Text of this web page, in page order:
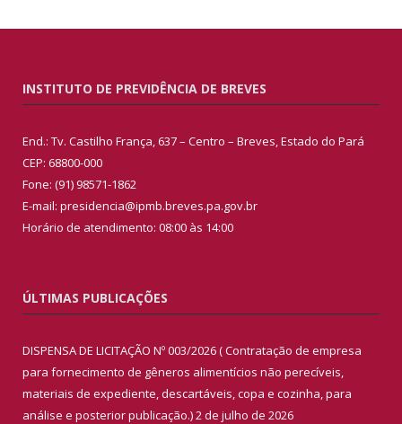
INSTITUTO DE PREVIDÊNCIA DE BREVES
End.: Tv. Castilho França, 637 – Centro – Breves, Estado do Pará
CEP: 68800-000
Fone: (91) 98571-1862
E-mail: presidencia@ipmb.breves.pa.gov.br
Horário de atendimento: 08:00 às 14:00
ÚLTIMAS PUBLICAÇÕES
DISPENSA DE LICITAÇÃO Nº 003/2026 ( Contratação de empresa
para fornecimento de gêneros alimentícios não perecíveis,
materiais de expediente, descartáveis, copa e cozinha, para
análise e posterior publicação.)2 de julho de 2026